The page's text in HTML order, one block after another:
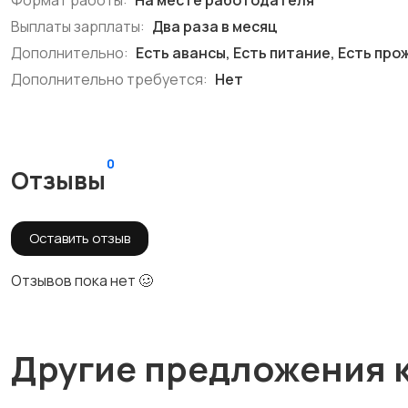
Выплаты зарплаты: Два раза в месяц
Дополнительно: Есть авансы, Есть питание, Есть
Дополнительно требуется: Нет
Отзывы
0
Оставить отзыв
Отзывов пока нет 🥴
Другие предложения